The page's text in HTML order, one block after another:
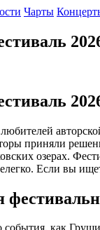
Чарты
приняли
озерах.
Если вы